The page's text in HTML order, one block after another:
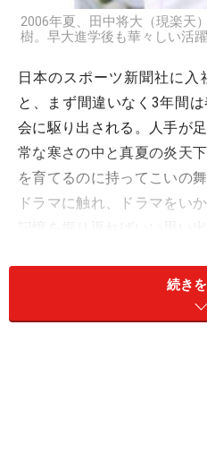
2006年夏、田中将大（現楽天
樹。早大進学後も華々しい活
日本のスポーツ新聞社に入
と、まず間違いなく3年間
会に駆り出される。人手が
常な寒さの中と真夏の炎天
を育てるのに持ってこいの
ドラマに触れ、ドラマをい
記憶を振り返ればいい思い
1980年前半その頃、やけに
いる”やまびこ打線”の徳島
続き